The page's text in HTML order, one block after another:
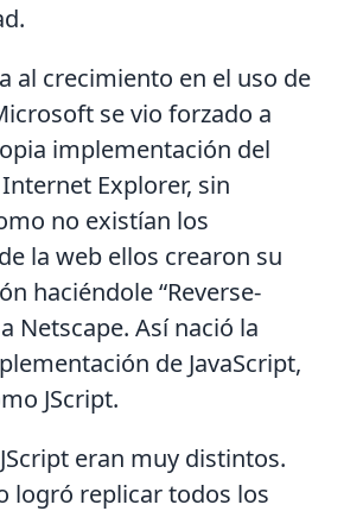
al crecimiento en el uso de
se vio forzado a
implementación del
Explorer, sin
no existían los
la web ellos crearon su
haciéndole “Reverse-
Netscape. Así nació la
de JavaScript,
JScript.
eran muy distintos.
logró replicar todos los